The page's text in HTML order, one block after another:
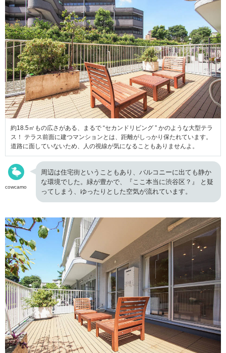
約18.5㎡もの広さがある、まるで “セカンドリビング ” かのような大型テラ
ス！ テラス前面に建つマンションとは、距離がしっかり保たれています。
道路に面していないため、人の視線が気になることもありませんよ。
cowcamo
周辺は住宅街ということもあり、バルコニーに出ても静か
な環境でした。緑が豊かで、『ここ本当に渋谷区？』 と疑
ってしまう、ゆったりとした空気が流れています。